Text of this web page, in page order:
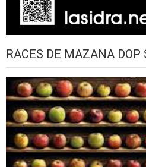
RACES DE MAZANA DOP